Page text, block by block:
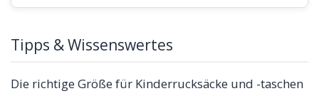
Tipps & Wissenswertes
Die richtige Größe für Kinderrucksäcke und -taschen